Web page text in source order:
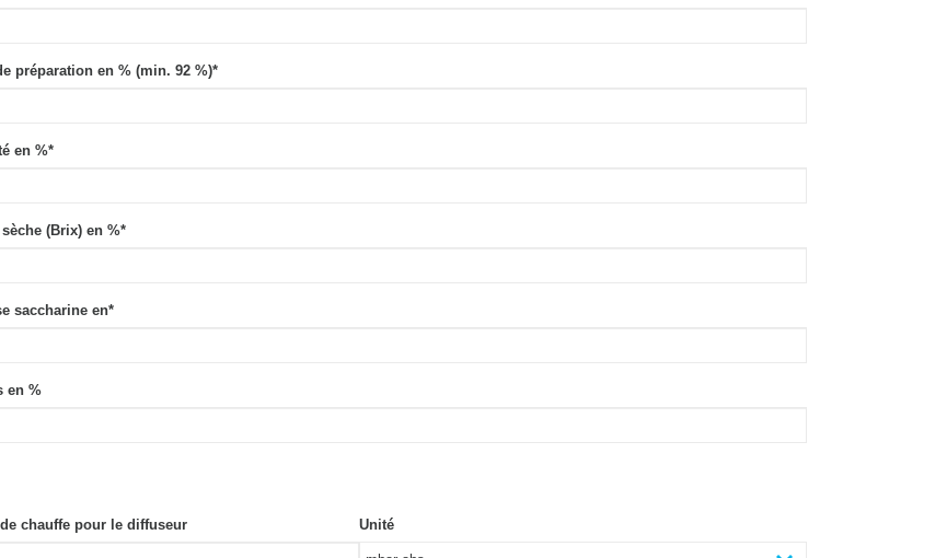
préparation en % (min. 92 %)*
en %*
(Brix) en %*
saccharine en*
en %
chauffe pour le diffuseur Unité